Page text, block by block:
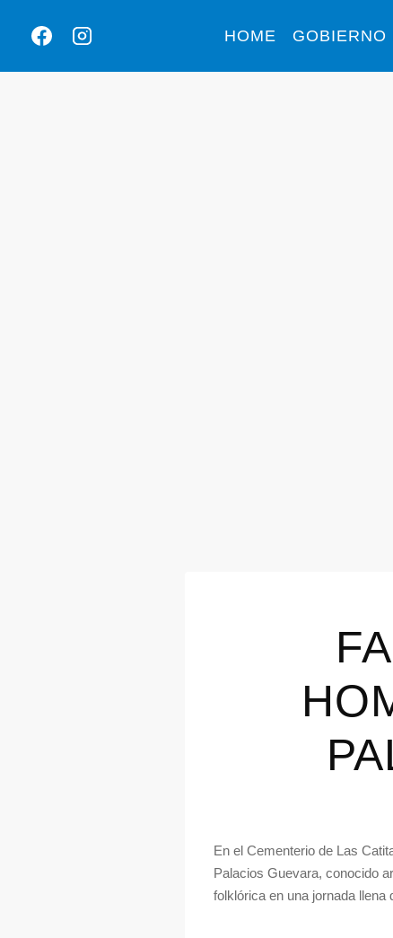
HOME GOBIERNO
En el Cementerio de Las
Palacios Guevara, conocido
folklórica en una jornada llena